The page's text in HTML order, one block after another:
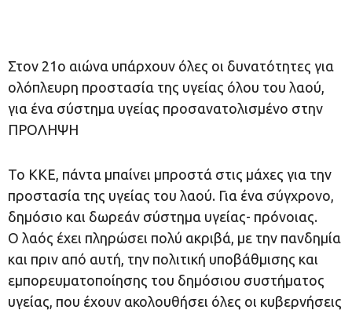
Στον 21ο αιώνα υπάρχουν όλες οι δυνατότητες για
ολόπλευρη προστασία της υγείας όλου του λαού,
για ένα σύστημα υγείας προσανατολισμένο στην
ΠΡΟΛΗΨΗ
Το ΚΚΕ, πάντα μπαίνει μπροστά στις μάχες για την
προστασία της υγείας του λαού. Για ένα σύγχρονο,
δημόσιο και δωρεάν σύστημα υγείας- πρόνοιας.
Ο λαός έχει πληρώσει πολύ ακριβά, με την πανδημία
και πριν από αυτή, την πολιτική υποβάθμισης και
εμπορευματοποίησης του δημόσιου συστήματος
υγείας, που έχουν ακολουθήσει όλες οι κυβερνήσεις